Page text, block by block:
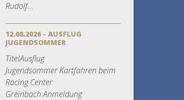
Rudolf...
12.08.2026 - AUSFLUG
JUGENDSOMMER
TitelAusflug
Jugendsommer Kartfahren beim
Racing Center
Greinbach Anmeldung